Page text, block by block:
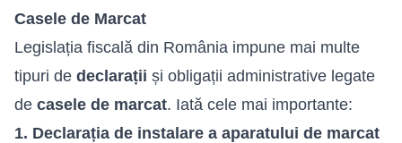
Casele de Marcat
Legislația fiscală din România impune mai multe
tipuri de declarații și obligații administrative legate
de casele de marcat. Iată cele mai importante:
1. Declarația de instalare a aparatului de marcat